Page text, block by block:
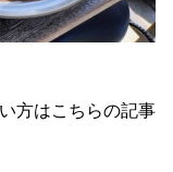
方はこちらの記事